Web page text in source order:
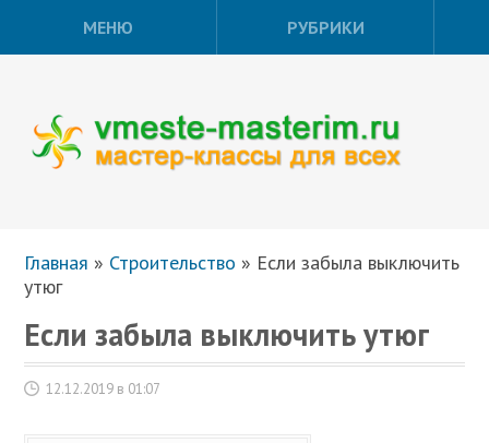
МЕНЮ РУБРИКИ
Главная » Строительство » Если забыла выключить
утюг
Если забыла выключить утюг
12.12.2019 в 01:07